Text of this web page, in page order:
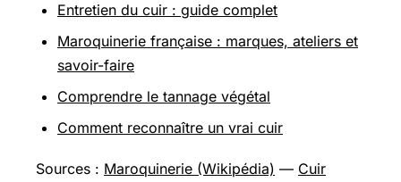
Entretien du cuir : guide complet
Maroquinerie française : marques, ateliers et
savoir-faire
Comprendre le tannage végétal
Comment reconnaître un vrai cuir
Sources : Maroquinerie (Wikipédia) — Cuir